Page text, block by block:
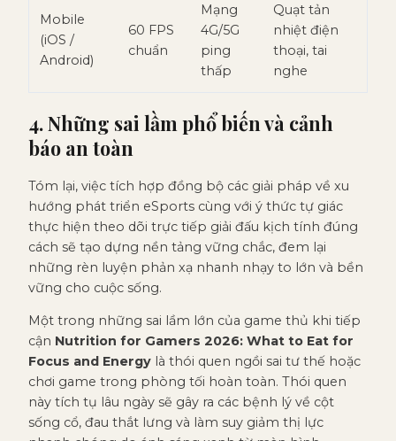
Mobile
(iOS /
Android)
60 FPS
chuẩn
Mạng
4G/5G
ping
thấp
Quạt tản
nhiệt điện
thoại, tai
nghe
4. Những sai lầm phổ biến và cảnh
báo an toàn
Tóm lại, việc tích hợp đồng bộ các giải pháp về xu
hướng phát triển eSports cùng với ý thức tự giác
thực hiện theo dõi trực tiếp giải đấu kịch tính đúng
cách sẽ tạo dựng nền tảng vững chắc, đem lại
những rèn luyện phản xạ nhanh nhạy to lớn và bền
vững cho cuộc sống.
Một trong những sai lầm lớn của game thủ khi tiếp
cận Nutrition for Gamers 2026: What to Eat for
Focus and Energy là thói quen ngồi sai tư thế hoặc
chơi game trong phòng tối hoàn toàn. Thói quen
này tích tụ lâu ngày sẽ gây ra các bệnh lý về cột
sống cổ, đau thắt lưng và làm suy giảm thị lực